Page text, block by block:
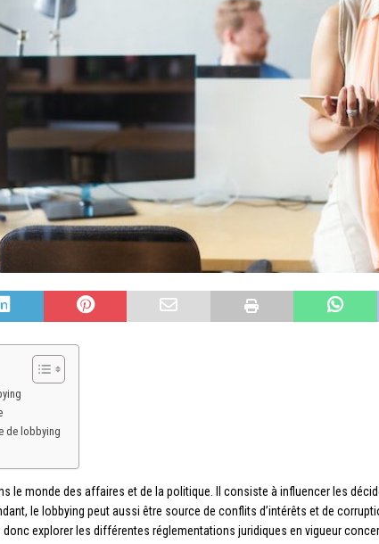
de lobbying
le monde des affaires et de la politique. Il consiste à influencer les
le lobbying peut aussi être source de conflits d’intérêts et de
explorer les différentes réglementations juridiques en vigueur